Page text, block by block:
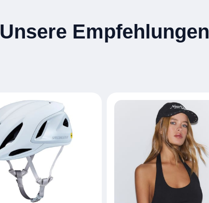
Unsere Empfehlungen